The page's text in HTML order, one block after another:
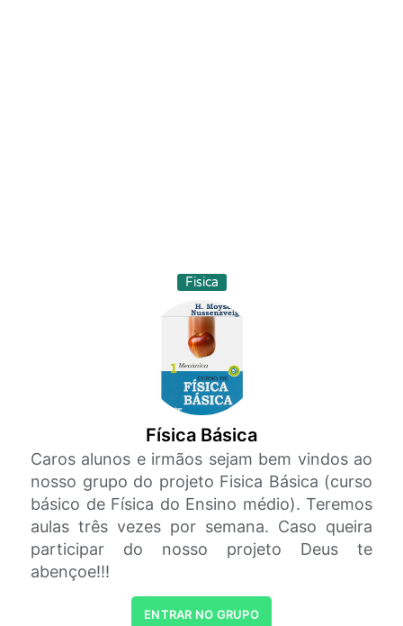
Fisica
Física Básica
Caros alunos e irmãos sejam bem vindos ao
nosso grupo do projeto Fisica Básica (curso
básico de Física do Ensino médio). Teremos
aulas três vezes por semana. Caso queira
participar do nosso projeto Deus te
abençoe!!!
ENTRAR NO GRUPO